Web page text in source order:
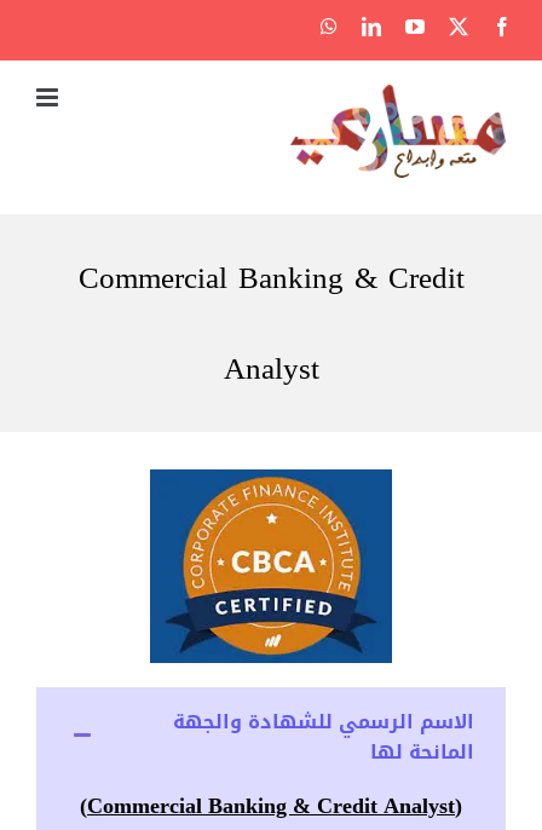
to
content
Facebook
X
YouTube
LinkedIn
WhatsApp
Commercial Banking & Credit
Analyst
الاسم الرسمي للشهادة والجهة
المانحة لها
(Commercial Banking & Credit Analyst)